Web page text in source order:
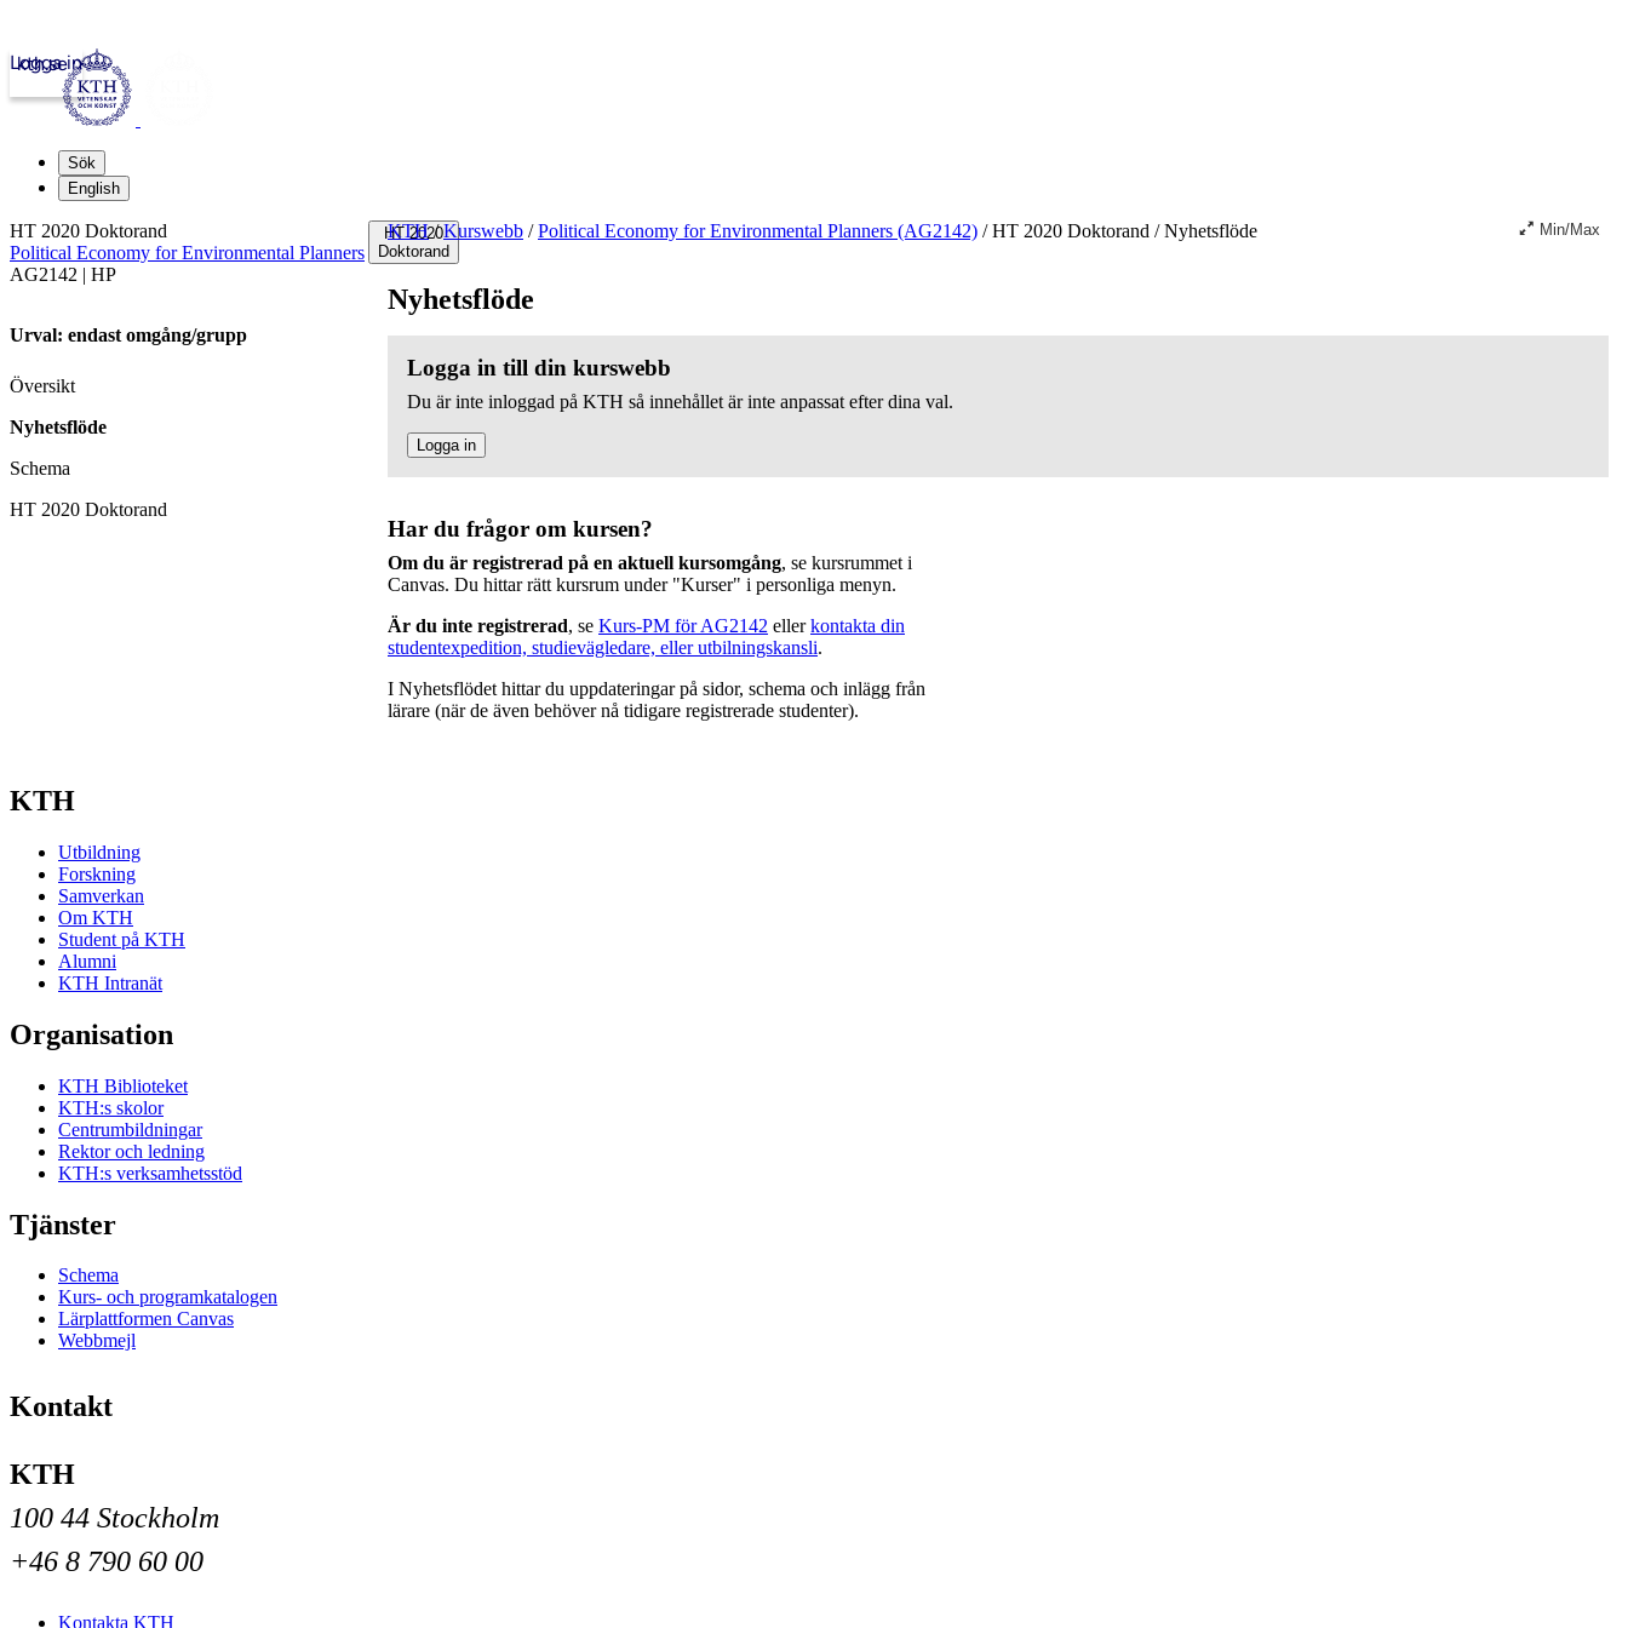
kth.se
Logga in
Sök
English
HT 2020
Doktorand
KTH / Kurswebb / Political Economy for Environmental Planners (AG2142) /HT 2020 Doktorand /Nyhetsflöde Min/Max
Nyhetsflöde
Logga in till din kurswebb
Du är inte inloggad på KTH så innehållet är inte anpassat efter dina val.
Logga in
Har du frågor om kursen?
Om du är registrerad på en aktuell kursomgång, se kursrummet i
Canvas. Du hittar rätt kursrum under "Kurser" i personliga menyn.
Är du inte registrerad, se Kurs-PM för AG2142 ellerkontakta din
studentexpedition, studievägledare, eller utbilningskansli.
I Nyhetsflödet hittar du uppdateringar på sidor, schema och inlägg från
lärare (när de även behöver nå tidigare registrerade studenter).
HT 2020 Doktorand
Political Economy for Environmental Planners
AG2142 | HP
Urval: endast omgång/grupp
Översikt
Nyhetsflöde
Schema
HT 2020 Doktorand
KTH
Utbildning
Forskning
Samverkan
Om KTH
Student på KTH
Alumni
KTH Intranät
Organisation
KTH Biblioteket
KTH:s skolor
Centrumbildningar
Rektor och ledning
KTH:s verksamhetsstöd
Tjänster
Schema
Kurs- och programkatalogen
Lärplattformen Canvas
Webbmejl
Kontakt
KTH
100 44 Stockholm
+46 8 790 60 00
Kontakta KTH